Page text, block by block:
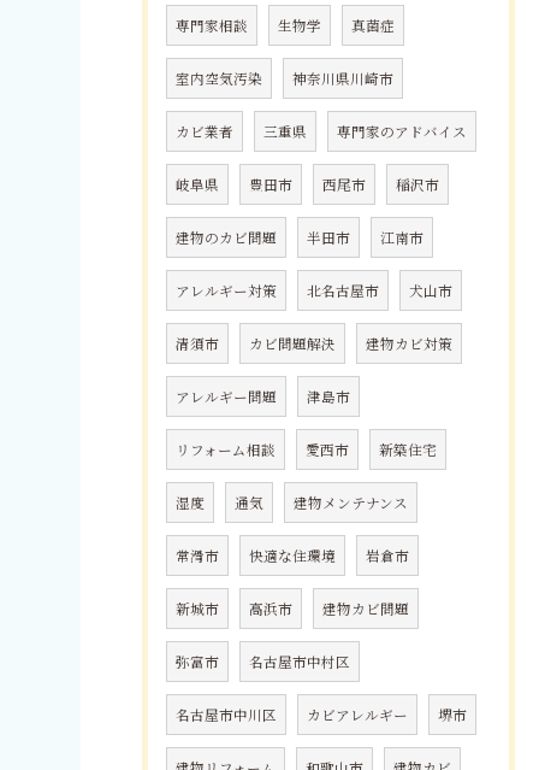
専門家相談 生物学 真菌症
室内空気汚染 神奈川県川崎市
カビ業者 三重県 専門家のアドバイス
岐阜県 豊田市 西尾市 稲沢市
建物のカビ問題 半田市 江南市
アレルギー対策 北名古屋市 犬山市
清須市 カビ問題解決 建物カビ対策
アレルギー問題 津島市
リフォーム相談 愛西市 新築住宅
湿度 通気 建物メンテナンス
常滑市 快適な住環境 岩倉市
新城市 高浜市 建物カビ問題
弥富市 名古屋市中村区
名古屋市中川区 カビアレルギー 堺市